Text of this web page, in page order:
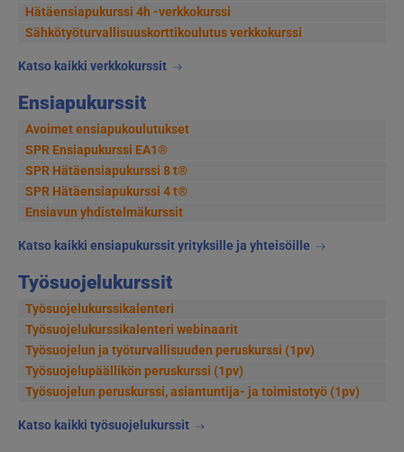
Hätäensiapukurssi 4h -verkkokurssi
Sähkötyöturvallisuus­korttikoulutus verkkokurssi
Katso kaikki verkkokurssit
Ensiapukurssit
Avoimet ensiapukoulutukset
SPR Ensiapukurssi EA1®
SPR Hätäensiapukurssi 8 t®
SPR Hätäensiapukurssi 4 t®
Ensiavun yhdistelmäkurssit
Katso kaikki ensiapukurssit yrityksille ja yhteisöille
Työsuojelukurssit
Työsuojelukurssikalenteri
Työsuojelukurssikalenteri webinaarit
Työsuojelun ja työturvallisuuden peruskurssi (1pv)
Työsuojelupäällikön peruskurssi (1pv)
Työsuojelun peruskurssi, asiantuntija- ja toimistotyö (1pv)
Katso kaikki työsuojelukurssit